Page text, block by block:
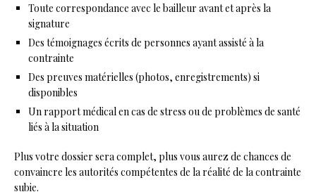
Toute correspondance avec le bailleur avant et après la
signature
Des témoignages écrits de personnes ayant assisté à la
contrainte
Des preuves matérielles (photos, enregistrements) si
disponibles
Un rapport médical en cas de stress ou de problèmes de santé
liés à la situation
Plus votre dossier sera complet, plus vous aurez de chances de
convaincre les autorités compétentes de la réalité de la contrainte
subie.